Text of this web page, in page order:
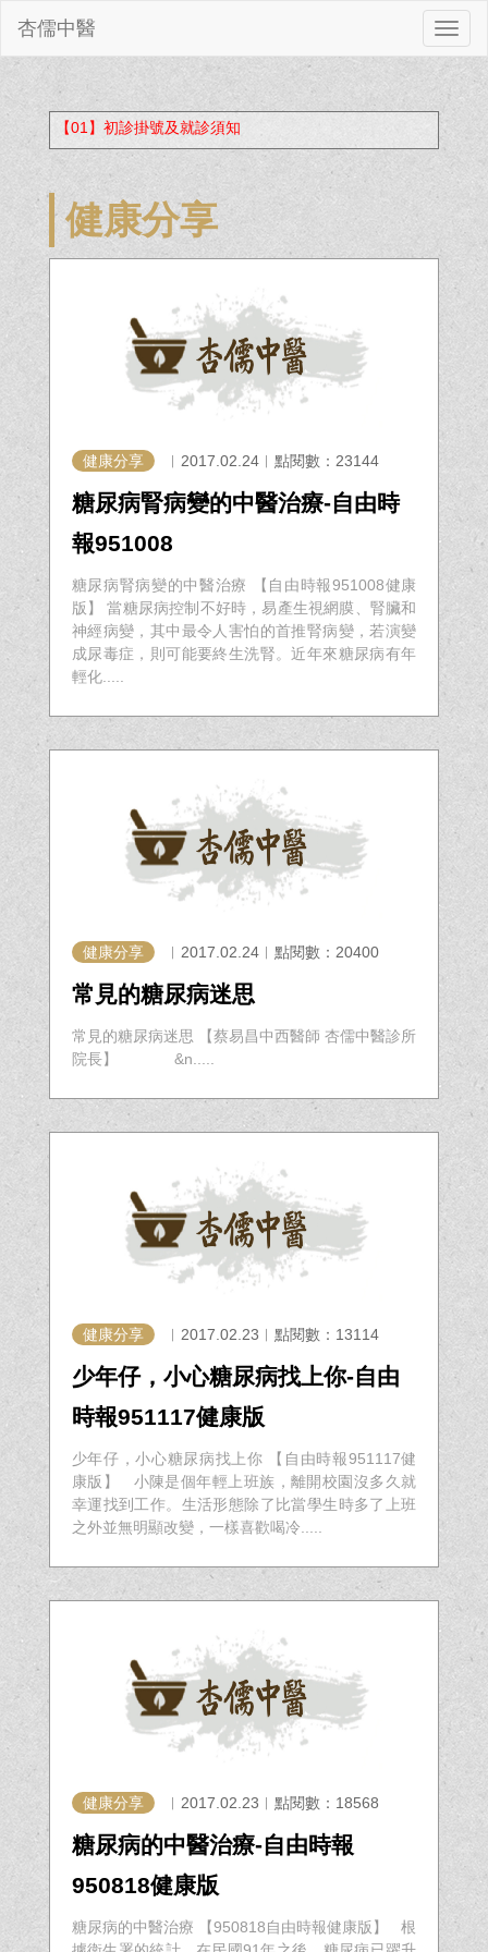
切
換
杏儒中醫
【01】初診掛號及就診須知
健康分享
健康分享 ︱2017.02.24︱點閱數：23144
糖尿病腎病變的中醫治療-自由時
報951008
糖尿病腎病變的中醫治療 【自由時報951008健康
版】 當糖尿病控制不好時，易產生視網膜、腎臟和
神經病變，其中最令人害怕的首推腎病變，若演變
成尿毒症，則可能要終生洗腎。近年來糖尿病有年
輕化.....
健康分享 ︱2017.02.24︱點閱數：20400
常見的糖尿病迷思
常見的糖尿病迷思 【蔡易昌中西醫師 杏儒中醫診所
院長】 &n.....
健康分享 ︱2017.02.23︱點閱數：13114
少年仔，小心糖尿病找上你-自由
時報951117健康版
少年仔，小心糖尿病找上你 【自由時報951117健
康版】 小陳是個年輕上班族，離開校園沒多久就
幸運找到工作。生活形態除了比當學生時多了上班
之外並無明顯改變，一樣喜歡喝冷.....
健康分享 ︱2017.02.23︱點閱數：18568
糖尿病的中醫治療-自由時報
950818健康版
糖尿病的中醫治療 【950818自由時報健康版】 根